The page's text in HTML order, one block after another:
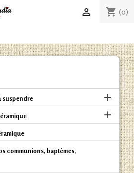
shopping_cart (0)

suspendre 

communions, baptêmes,